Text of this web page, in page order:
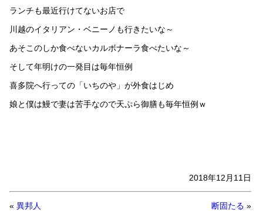
ランチも最近行けてないお店で
川越のイタリアン・ベニーノも行きたいな～
あそこのしか食べないカルボナーラ食べたいな～
そして年明けの一発目は毎年恒例
喜多院へ行っての「いちのや」が外食はじめ
娘と僕は鰻で妻は苦手なので天ぷら御膳も毎年恒例ｗ
2018年12月11日
« 異邦人 断固たる »